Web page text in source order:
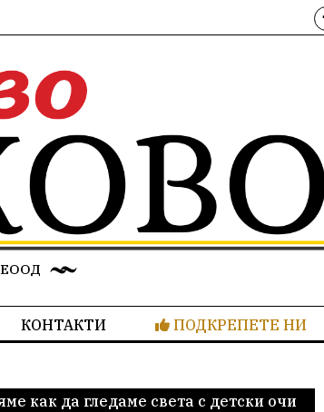
КОНТАКТИ ПОДКРЕПЕТЕ НИ
как да гледаме света с детски очи